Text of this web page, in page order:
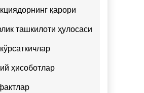
қарори
ташкилоти ҳулосаси
ҳисоботлар